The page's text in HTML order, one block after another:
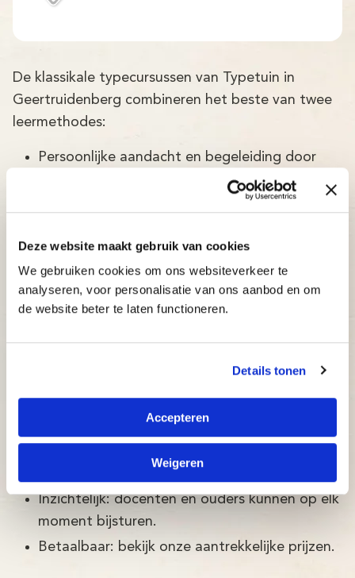
Deze website maakt gebruik van cookies
We gebruiken cookies om ons websiteverkeer te
analyseren, voor personalisatie van ons aanbod en om
de website beter te laten functioneren.
Details tonen
Accepteren
Weigeren
De klassikale typecursussen van Typetuin in
Geertruidenberg combineren het beste van twee
leermethodes:
Persoonlijke aandacht en begeleiding door
Mooie en gebruiksvriendelijke online
Brightskills en een team van psychologen.
Geertruidenberg is:
slagingspercentage van maar liefst 97%!
het niveau van de cursist aan.
Inzichtelijk: docenten en ouders kunnen op elk
moment bijsturen.
Betaalbaar: bekijk onze aantrekkelijke prijzen.